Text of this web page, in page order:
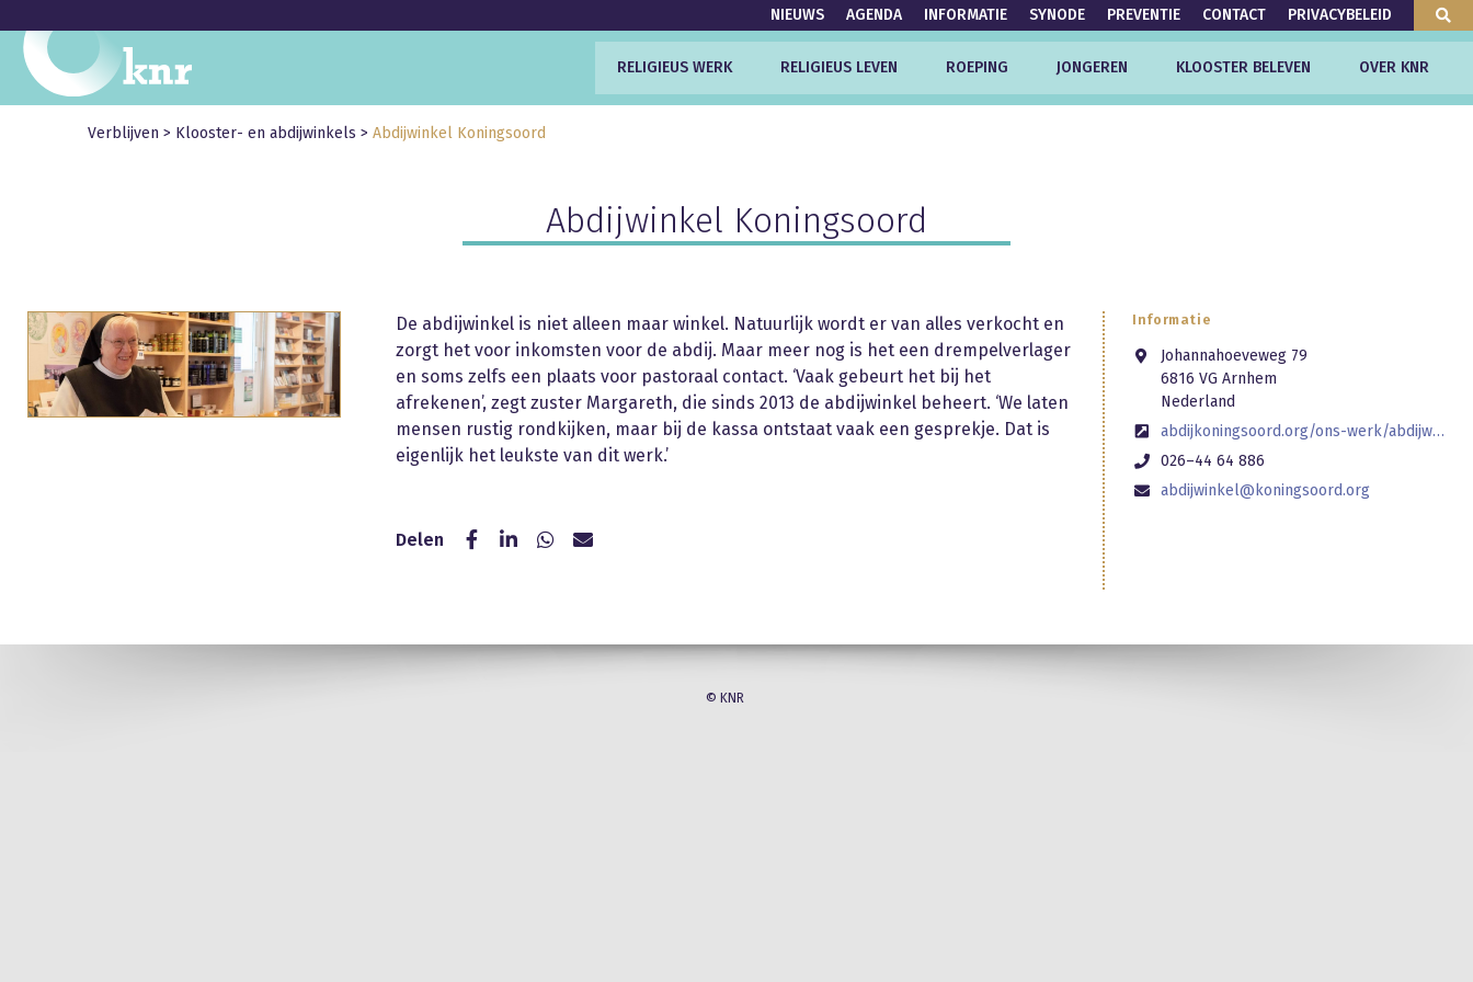
NIEUWS AGENDA INFORMATIE SYNODE PREVENTIE CONTACT PRIVACYBELEID
RELIGIEUS WERK RELIGIEUS LEVEN ROEPING JONGEREN KLOOSTER BELEVEN OVER KNR
Verblijven > Klooster- en abdijwinkels > Abdijwinkel Koningsoord
Abdijwinkel Koningsoord
De abdijwinkel is niet alleen maar winkel. Natuurlijk wordt er van alles verkocht en
zorgt het voor inkomsten voor de abdij. Maar meer nog is het een drempelverlager
en soms zelfs een plaats voor pastoraal contact. ‘Vaak gebeurt het bij het
afrekenen’, zegt zuster Margareth, die sinds 2013 de abdijwinkel beheert. ‘We laten
mensen rustig rondkijken, maar bij de kassa ontstaat vaak een gesprekje. Dat is
eigenlijk het leukste van dit werk.’
Delen
Informatie
Johannahoeveweg 79
6816 VG Arnhem
Nederland
abdijkoningsoord.org/ons-werk/abdijwinkel
026–44 64 886
abdijwinkel@koningsoord.org
© KNR